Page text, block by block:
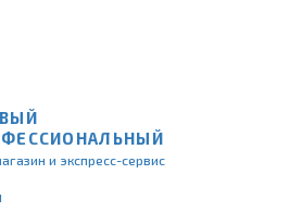
и экспресс-сервис